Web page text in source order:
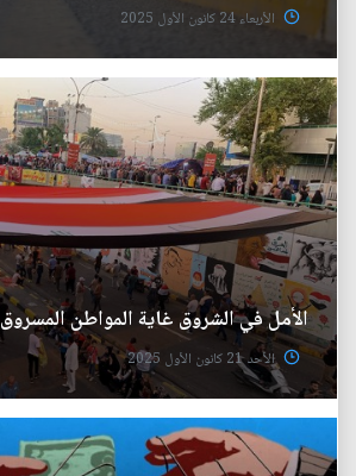
الأربعاء 24 كانون الأول 2025
الأمل في الشروق غاية المواطن المسروق
الأحد 21 كانون الأول 2025